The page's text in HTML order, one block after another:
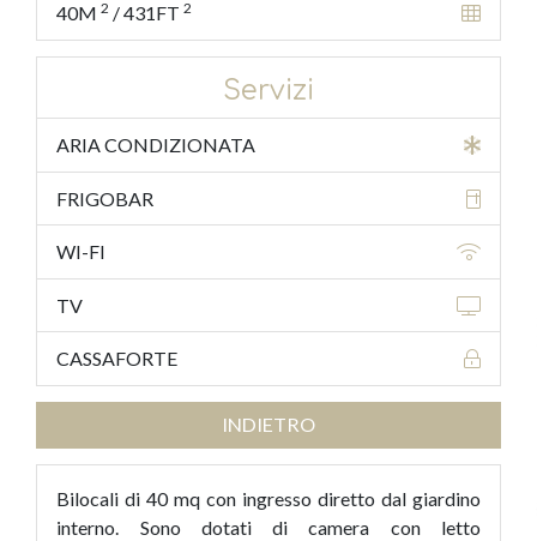
40M2 /431FT2
Servizi
ARIA CONDIZIONATA
FRIGOBAR
WI-FI
TV
CASSAFORTE
INDIETRO
Bilocali di 40 mq con ingresso diretto dal giardino
interno. Sono dotati di camera con letto